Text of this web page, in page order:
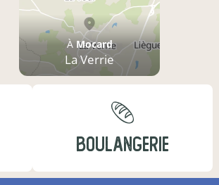
ÀMocard
La Verrie
BOULANGERIE